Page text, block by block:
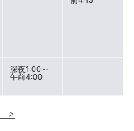
深夜1:00～
午前4:00